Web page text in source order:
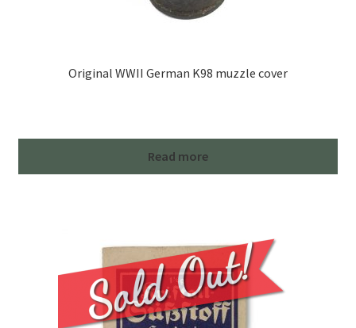
Original WWII German K98 muzzle cover
Read more